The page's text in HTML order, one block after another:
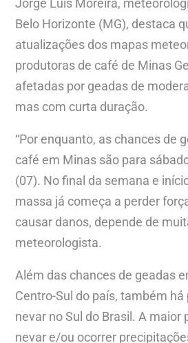
Jorge Luis Moreira,
Belo Horizonte (MG), destaca
atualizações dos mapas
produtoras de café de Minas
afetadas por geadas de
mas com curta duração.
“Por enquanto, as chances de
café em Minas são para
(07). No final da semana e
massa já começa a perder
causar danos, depende de
meteorologista.
Além das chances de geadas
Centro-Sul do país, também
nevar no Sul do Brasil. A maior
nevar e/ou ocorrer